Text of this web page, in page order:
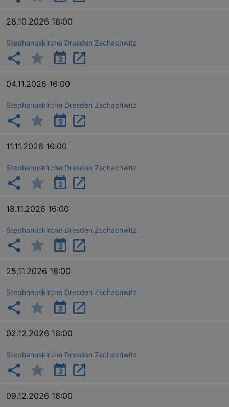
28.10.2026 16:00
Stephanuskirche Dresden Zschachwitz
04.11.2026 16:00
Stephanuskirche Dresden Zschachwitz
11.11.2026 16:00
Stephanuskirche Dresden Zschachwitz
18.11.2026 16:00
Stephanuskirche Dresden Zschachwitz
25.11.2026 16:00
Stephanuskirche Dresden Zschachwitz
02.12.2026 16:00
Stephanuskirche Dresden Zschachwitz
09.12.2026 16:00